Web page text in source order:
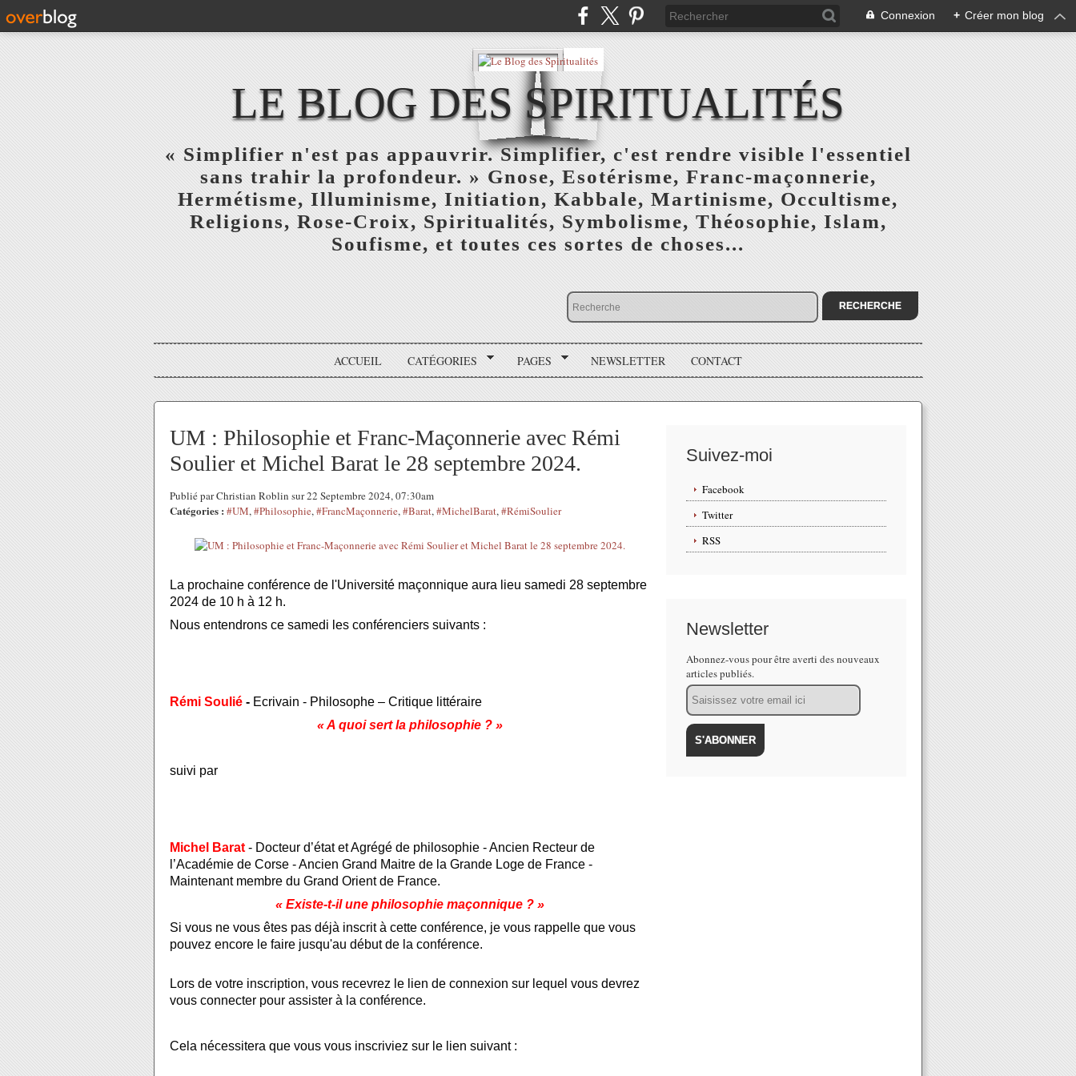
Connexion + Créer mon blog
LE BLOG DES SPIRITUALITÉS
« Simplifier n'est pas appauvrir. Simplifier, c'est rendre visible l'essentiel
sans trahir la profondeur. » Gnose, Esotérisme, Franc-maçonnerie,
Hermétisme, Illuminisme, Initiation, Kabbale, Martinisme, Occultisme,
Religions, Rose-Croix, Spiritualités, Symbolisme, Théosophie, Islam,
Soufisme, et toutes ces sortes de choses...
ACCUEIL CATÉGORIES PAGES NEWSLETTER CONTACT
UM : Philosophie et Franc-Maçonnerie avec Rémi
Soulier et Michel Barat le 28 septembre 2024.
Publié par Christian Roblin sur 22 Septembre 2024, 07:30am
Catégories : #UM,#Philosophie,#FrancMaçonnerie,#Barat,#MichelBarat,#RémiSoulier
La prochaine conférence de l'Université maçonnique aura lieu samedi 28 septembre
2024 de 10 h à 12 h.
Nous entendrons ce samedi les conférenciers suivants :
Rémi Soulié - Ecrivain - Philosophe – Critique littéraire
« A quoi sert la philosophie ? »
suivi par
Michel Barat - Docteur d’état et Agrégé de philosophie - Ancien Recteur de
l’Académie de Corse - Ancien Grand Maitre de la Grande Loge de France -
Maintenant membre du Grand Orient de France.
« Existe-t-il une philosophie maçonnique ? »
Si vous ne vous êtes pas déjà inscrit à cette conférence, je vous rappelle que vous
pouvez encore le faire jusqu'au début de la conférence.
Lors de votre inscription, vous recevrez le lien de connexion sur lequel vous devrez
vous connecter pour assister à la conférence.
Cela nécessitera que vous vous inscriviez sur le lien suivant :
Suivez-moi
Facebook
Twitter
RSS
Newsletter
Abonnez-vous pour être averti des nouveaux
articles publiés.
Email